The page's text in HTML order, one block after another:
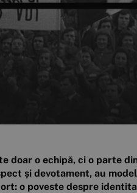
doar o echipă, ci o
și devotament, au
o poveste despre